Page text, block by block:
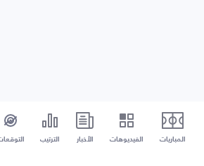
المباريات الفيديوهات الأخبار الترتيب